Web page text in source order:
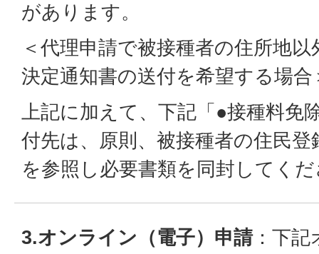
があります。
＜代理申請で被接種者の住所地
決定通知書の送付を希望する場合
上記に加えて、下記「●接種料免
付先は、原則、被接種者の住民
を参照し必要書類を同封してく
3.オンライン（電子）申請：下記